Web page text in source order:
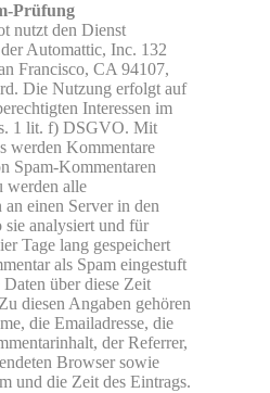
Prüfung
nutzt den Dienst
Automattic, Inc. 132
Francisco, CA 94107,
Die Nutzung erfolgt auf
Interessen im
1 lit. f) DSGVO. Mit
werden Kommentare
Spam-Kommentaren
werden alle
einen Server in den
analysiert und für
Tage lang gespeichert
als Spam eingestuft
über diese Zeit
diesen Angaben gehören
die Emailadresse, die
der Referrer,
Browser sowie
und die Zeit des Eintrags.